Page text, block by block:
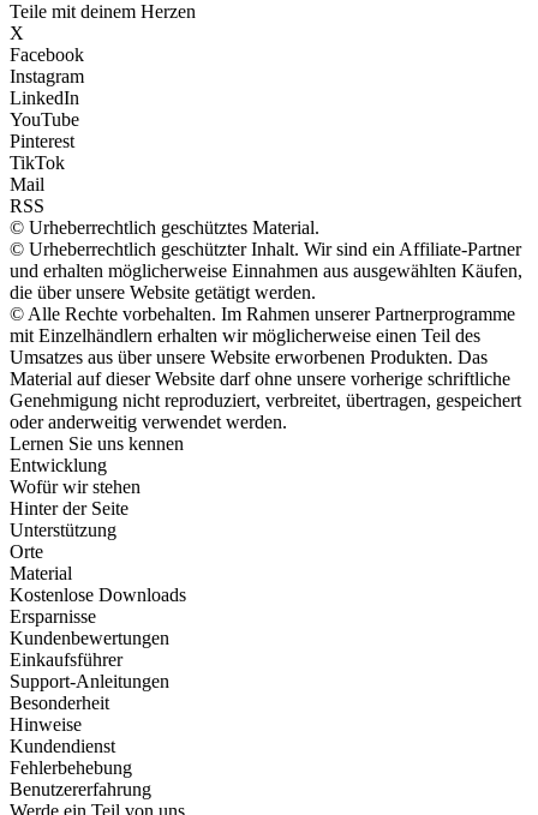
Teile mit deinem Herzen
X
Facebook
Instagram
LinkedIn
YouTube
Pinterest
TikTok
Mail
RSS
© Urheberrechtlich geschütztes Material.
© Urheberrechtlich geschützter Inhalt. Wir sind ein Affiliate-Partner
und erhalten möglicherweise Einnahmen aus ausgewählten Käufen,
die über unsere Website getätigt werden.
© Alle Rechte vorbehalten. Im Rahmen unserer Partnerprogramme
mit Einzelhändlern erhalten wir möglicherweise einen Teil des
Umsatzes aus über unsere Website erworbenen Produkten. Das
Material auf dieser Website darf ohne unsere vorherige schriftliche
Genehmigung nicht reproduziert, verbreitet, übertragen, gespeichert
oder anderweitig verwendet werden.
Lernen Sie uns kennen
Entwicklung
Wofür wir stehen
Hinter der Seite
Unterstützung
Orte
Material
Kostenlose Downloads
Ersparnisse
Kundenbewertungen
Einkaufsführer
Support-Anleitungen
Besonderheit
Hinweise
Kundendienst
Fehlerbehebung
Benutzererfahrung